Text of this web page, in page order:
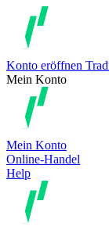
Konto eröffnen
Mein Konto
Mein Konto
Online-Handel
Help